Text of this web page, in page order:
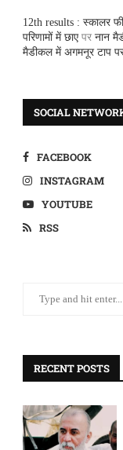
12th results : स्कालर
परिणामों में छाएपर नान
मैडीकल में अगमनूर टाप
SOCIAL
FACEBOOK
INSTAGRAM
YOUTUBE
RSS
RECENT POSTS